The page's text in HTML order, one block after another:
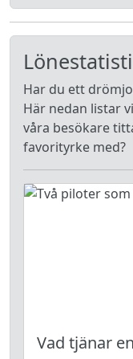
Har du ett
Här nedan listar
våra besökare
favorityrke med?
Vad tjänar